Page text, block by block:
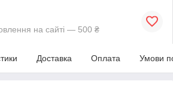
на сайті — 500 ₴
Доставка Оплата Умови